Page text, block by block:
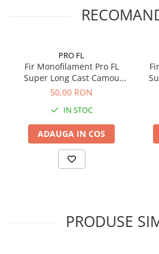
permite să "blochezi" distanța,
Versatilitate:Vine echipată cu
aluminiu (pentru durabilitate) și
grafit (pentru adaptarea rapidă
Specificații Tehnice
Caracteristică
Număr Rulmenți
Tambur Principal
PRO FL
Fir Monofilament Pro FL
Super Long Cast Camou
0.30mm 1200m
50,00 RON
IN STOC
ADAUGA IN COS
PRODUSE